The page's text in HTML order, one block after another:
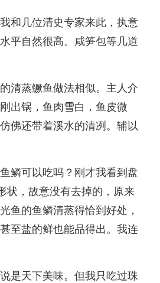
和几位清史专家来此，执意
平自然很高。咸笋包等几道
清蒸鳜鱼做法相似。主人介
出锅，鱼肉雪白，鱼皮微
佛还带着溪水的清冽。辅以
鳞可以吃吗？刚才我看到盘
状，故意没有去掉的，原来
鱼的鱼鳞清蒸得恰到好处，
至盐的鲜也能品得出。我连
是天下美味。但我只吃过珠